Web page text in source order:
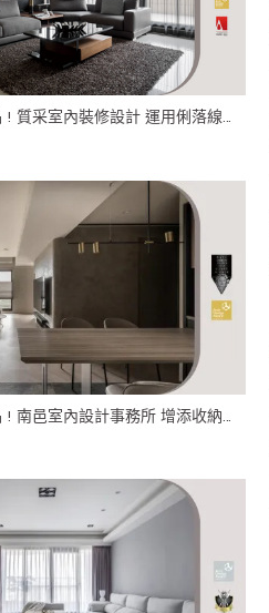
! 質采室內裝修設計 運用俐落線條
方內斂思緒
! 南邑室內設計事務所 增添收納靈
設計